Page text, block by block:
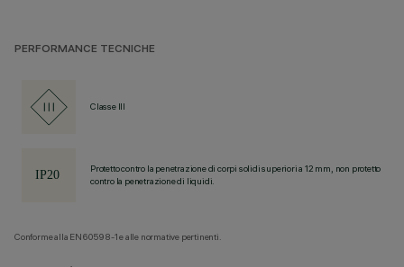
PERFORMANCE TECNICHE
Classe III
Protetto contro la penetrazione di corpi solidi superiori a 12 mm, non protetto
contro la penetrazione di liquidi.
Conforme alla EN60598-1 e alle normative pertinenti.